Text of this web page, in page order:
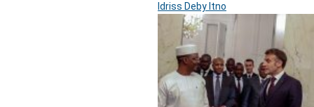
Idriss Deby Itno